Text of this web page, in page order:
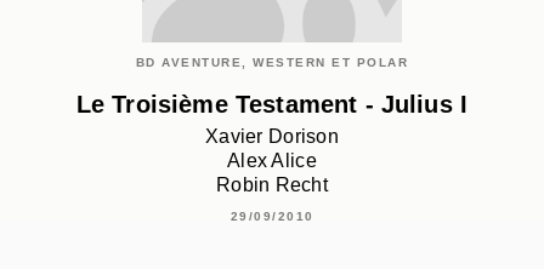
BD AVENTURE, WESTERN ET POLAR
Le Troisième Testament - Julius I
Xavier Dorison
Alex Alice
Robin Recht
29/09/2010